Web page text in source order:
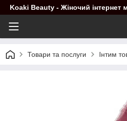
Koaki Beauty - Жіночий інтернет
Товари та послуги Інтим